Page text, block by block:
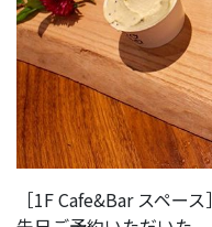
［1F Cafe&Bar スペース］